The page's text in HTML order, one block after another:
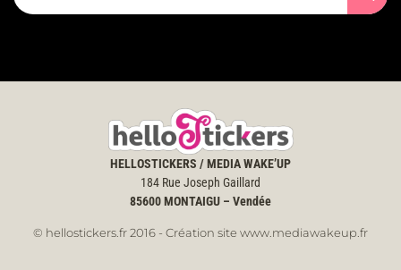
HELLOSTICKERS / MEDIA WAKE’UP
184 Rue Joseph Gaillard
85600MONTAIGU – Vendée
© hellostickers.fr 2016 - Création site www.mediawakeup.fr